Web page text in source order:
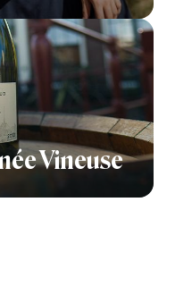
Vineuse